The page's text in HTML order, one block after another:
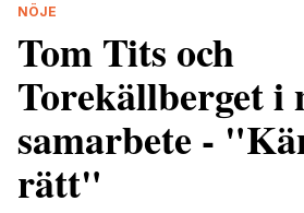
NÖJE
Tom Tits och
Torekällberget i
samarbete -
rätt"